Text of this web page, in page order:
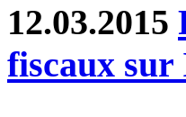
12.03.2015
fiscaux